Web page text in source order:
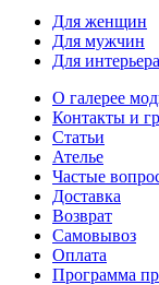
Для женщин
Для мужчин
Для интерьера
О галерее
Контакты и
Статьи
Ателье
Частые
Доставка
Возврат
Самовывоз
Оплата
Программа